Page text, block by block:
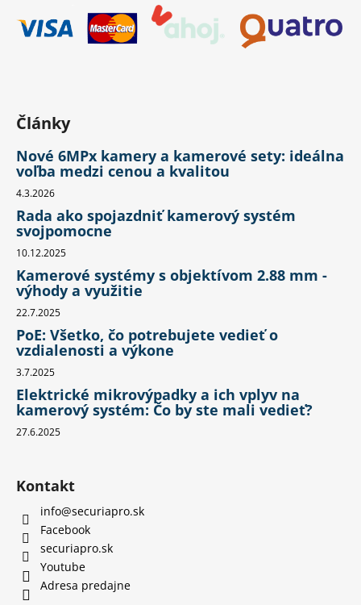
Články
Nové 6MPx kamery a kamerové sety: ideálna
voľba medzi cenou a kvalitou
4.3.2026
Rada ako spojazdniť kamerový systém
svojpomocne
10.12.2025
Kamerové systémy s objektívom 2.88 mm -
výhody a využitie
22.7.2025
PoE: Všetko, čo potrebujete vedieť o
vzdialenosti a výkone
3.7.2025
Elektrické mikrovýpadky a ich vplyv na
kamerový systém: Čo by ste mali vedieť?
27.6.2025
Kontakt
info@securiapro.sk
Facebook
securiapro.sk
Youtube
Adresa predajne